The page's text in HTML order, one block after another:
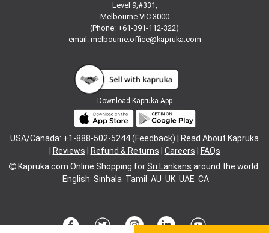
Level 9,#331,
Melbourne VIC 3000
(Phone: +61-391-112-322)
email: melbourne.office@kapruka.com
Download Kapruka App
USA/Canada: +1-888-502-5244 (Feedback) |
Read About Kapruka
Reviews Refund & Returns Careers
FAQs
Kapruka.com Online Shopping forSri Lankans around the world.
English Sinhala Tamil AU UK UAE CA